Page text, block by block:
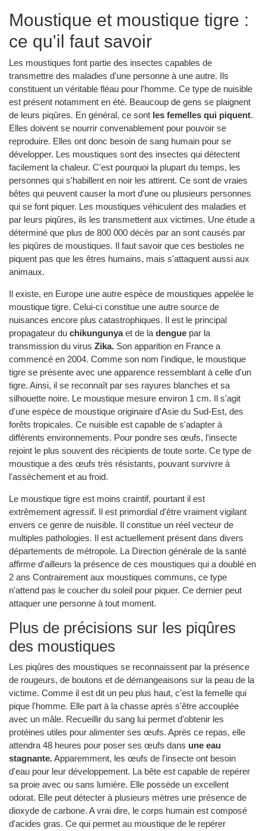
Moustique et moustique tigre :
ce qu'il faut savoir
Les moustiques font partie des insectes capables de
transmettre des maladies d'une personne à une autre. Ils
constituent un véritable fléau pour l'homme. Ce type de nuisible
est présent notamment en été. Beaucoup de gens se plaignent
de leurs piqûres. En général, ce sont les femelles qui piquent.
Elles doivent se nourrir convenablement pour pouvoir se
reproduire. Elles ont donc besoin de sang humain pour se
développer. Les moustiques sont des insectes qui détectent
facilement la chaleur. C'est pourquoi la plupart du temps, les
personnes qui s'habillent en noir les attirent. Ce sont de vraies
bêtes qui peuvent causer la mort d'une ou plusieurs personnes
qui se font piquer. Les moustiques véhiculent des maladies et
par leurs piqûres, ils les transmettent aux victimes. Une étude a
déterminé que plus de 800 000 décès par an sont causés par
les piqûres de moustiques. Il faut savoir que ces bestioles ne
piquent pas que les êtres humains, mais s'attaquent aussi aux
animaux.
Il existe, en Europe une autre espèce de moustiques appelée le
moustique tigre. Celui-ci constitue une autre source de
nuisances encore plus catastrophiques. Il est le principal
propagateur du chikungunyaet de la dengue par la
transmission du virus Zika. Son apparition en France a
commencé en 2004. Comme son nom l'indique, le moustique
tigre se présente avec une apparence ressemblant à celle d'un
tigre. Ainsi, il se reconnaît par ses rayures blanches et sa
silhouette noire. Le moustique mesure environ 1 cm. Il s'agit
d'une espèce de moustique originaire d'Asie du Sud-Est, des
forêts tropicales. Ce nuisible est capable de s'adapter à
différents environnements. Pour pondre ses œufs, l'insecte
rejoint le plus souvent des récipients de toute sorte. Ce type de
moustique a des œufs très résistants, pouvant survivre à
l'assèchement et au froid.
Le moustique tigre est moins craintif, pourtant il est
extrêmement agressif. Il est primordial d'être vraiment vigilant
envers ce genre de nuisible. Il constitue un réel vecteur de
multiples pathologies. Il est actuellement présent dans divers
départements de métropole. La Direction générale de la santé
affirme d'ailleurs la présence de ces moustiques qui a doublé en
2 ans Contrairement aux moustiques communs, ce type
n'attend pas le coucher du soleil pour piquer. Ce dernier peut
attaquer une personne à tout moment.
Plus de précisions sur les piqûres
des moustiques
Les piqûres des moustiques se reconnaissent par la présence
de rougeurs, de boutons et de démangeaisons sur la peau de la
victime. Comme il est dit un peu plus haut, c'est la femelle qui
pique l'homme. Elle part à la chasse après s'être accouplée
avec un mâle. Recueillir du sang lui permet d'obtenir les
protéines utiles pour alimenter ses œufs. Après ce repas, elle
attendra 48 heures pour poser ses œufs dans une eau
stagnante.Apparemment, les œufs de l'insecte ont besoin
d'eau pour leur développement. La bête est capable de repérer
sa proie avec ou sans lumière. Elle possède un excellent
odorat. Elle peut détecter à plusieurs mètres une présence de
dioxyde de carbone. A vrai dire, le corps humain est composé
d'acides gras. Ce qui permet au moustique de le repérer